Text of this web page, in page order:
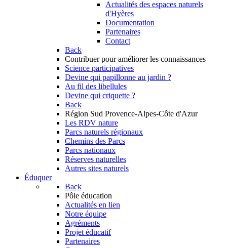
Actualités des espaces naturels
d'Hyères
Documentation
Partenaires
Contact
Back
Contribuer pour améliorer les connaissances
Science participatives
Devine qui papillonne au jardin ?
Au fil des libellules
Devine qui criquette ?
Back
Région Sud Provence-Alpes-Côte d'Azur
Les RDV nature
Parcs naturels régionaux
Chemins des Parcs
Parcs nationaux
Réserves naturelles
Autres sites naturels
Éduquer
Back
Pôle éducation
Actualités en lien
Notre équipe
Agréments
Projet éducatif
Partenaires